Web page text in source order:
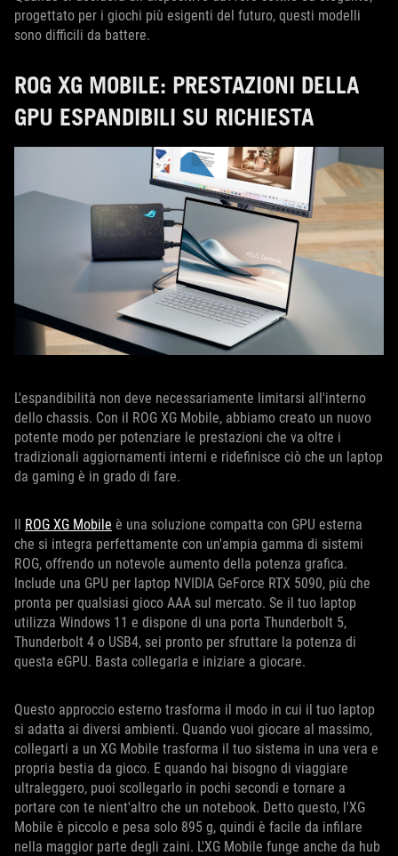
progettato per i giochi più esigenti del futuro, questi modelli
sono difficili da battere.
ROG XG MOBILE: PRESTAZIONI DELLA
GPU ESPANDIBILI SU RICHIESTA
L'espandibilità non deve necessariamente limitarsi all'interno
dello chassis. Con il ROG XG Mobile, abbiamo creato un nuovo
potente modo per potenziare le prestazioni che va oltre i
tradizionali aggiornamenti interni e ridefinisce ciò che un laptop
da gaming è in grado di fare.
Il ROG XG Mobile è una soluzione compatta con GPU esterna
che si integra perfettamente con un'ampia gamma di sistemi
ROG, offrendo un notevole aumento della potenza grafica.
Include una GPU per laptop NVIDIA GeForce RTX 5090, più che
pronta per qualsiasi gioco AAA sul mercato. Se il tuo laptop
utilizza Windows 11 e dispone di una porta Thunderbolt 5,
Thunderbolt 4 o USB4, sei pronto per sfruttare la potenza di
questa eGPU. Basta collegarla e iniziare a giocare.
Questo approccio esterno trasforma il modo in cui il tuo laptop
si adatta ai diversi ambienti. Quando vuoi giocare al massimo,
collegarti a un XG Mobile trasforma il tuo sistema in una vera e
propria bestia da gioco. E quando hai bisogno di viaggiare
ultraleggero, puoi scollegarlo in pochi secondi e tornare a
portare con te nient'altro che un notebook. Detto questo, l'XG
Mobile è piccolo e pesa solo 895 g, quindi è facile da infilare
nella maggior parte degli zaini. L'XG Mobile funge anche da hub